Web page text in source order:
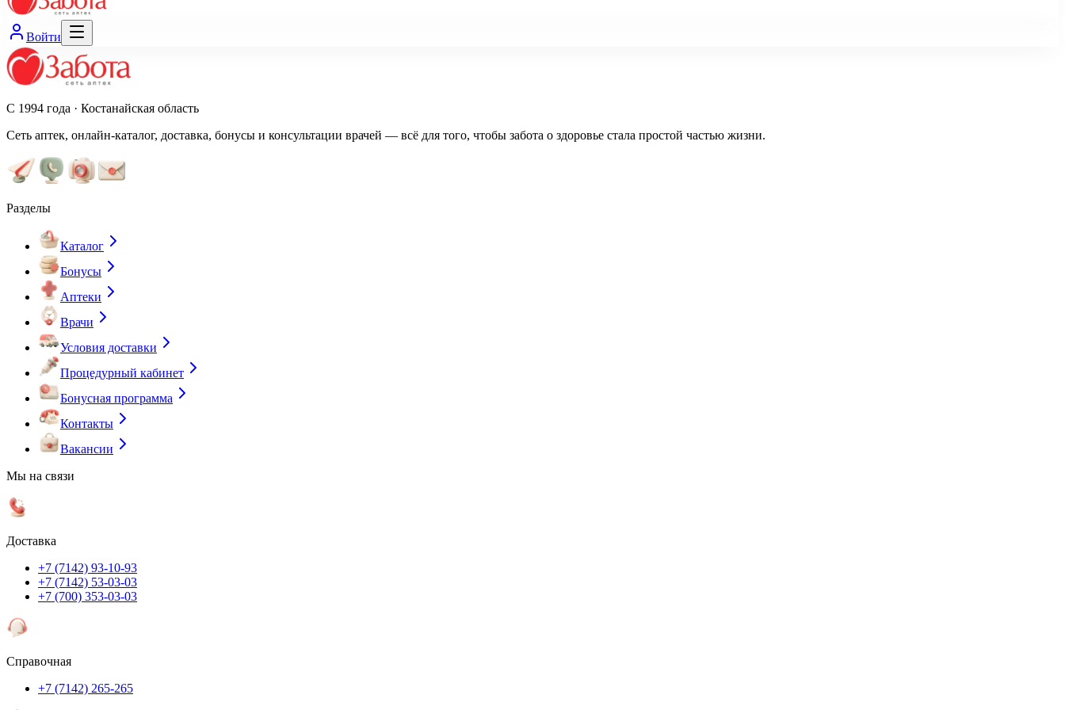
Войти
С 1994 года · Костанайская область
Сеть аптек, онлайн-каталог, доставка, бонусы и консультации врачей — всё для того, чтобы забота о здоровье стала простой частью жизни.
Разделы
Каталог
Бонусы
Аптеки
Врачи
Условия доставки
Процедурный кабинет
Бонусная программа
Контакты
Вакансии
Мы на связи
Доставка
+7 (7142) 93-10-93
+7 (7142) 53-03-03
+7 (700) 353-03-03
Справочная
+7 (7142) 265-265